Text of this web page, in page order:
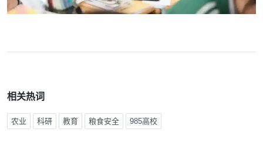
相关热词
农业 科研 教育 粮食安全 985高校